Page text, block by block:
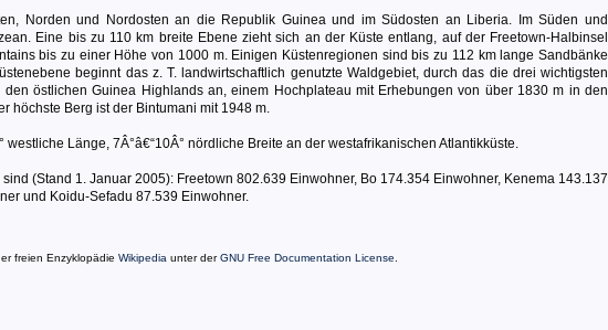
Norden und Nordosten an die Republik Guinea und im Südosten an Liberia. Im Süden und
Eine bis zu 110 km breite Ebene zieht sich an der Küste entlang, auf der Freetown-Halbinsel
bis zu einer Höhe von 1000 m. Einigen Küstenregionen sind bis zu 112 km lange Sandbänke
beginnt das z. T. landwirtschaftlich genutzte Waldgebiet, durch das die drei wichtigsten
den östlichen Guinea Highlands an, einem Hochplateau mit Erhebungen von über 1830 m in den
höchste Berg ist der Bintumani mit 1948 m.
westliche Länge, 7Â°â€“10Â° nördliche Breite an der westafrikanischen Atlantikküste.
(Stand 1. Januar 2005): Freetown 802.639 Einwohner, Bo 174.354 Einwohner, Kenema 143.137
und Koidu-Sefadu 87.539 Einwohner.
freien Enzyklopädie Wikipedia unter derGNU Free Documentation License